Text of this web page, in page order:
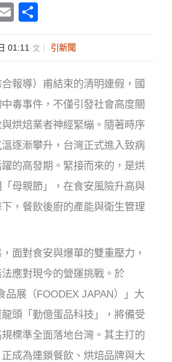
E
m
ail
享
01:11 ·文｜ 引新聞
報導） 甫結束的清明連假，國
毒事件，不僅引發社會高度關
烘焙業者神經緊繃。隨著時序
逐漸攀升，台灣正式進入致病
的高發期。緊接而來的，是烘
母親節」，在食安風險升高與
，餐飲後廚的產能與衛生管理
面對食安與爆單的雙重壓力，
應對現今的營運挑戰。於
品展（FOODEX JAPAN）」大
頭「勤億蛋品科技」，將備受
標準全面落地台灣。其主打的
成為連鎖餐飲、烘焙品牌與大